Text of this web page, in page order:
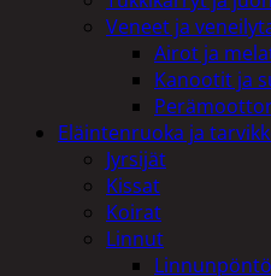
Veneet ja
Airot ja
Kanootit ja
Eläintenruoka ja
Jyrsijät
Kissat
Koirat
Linnut